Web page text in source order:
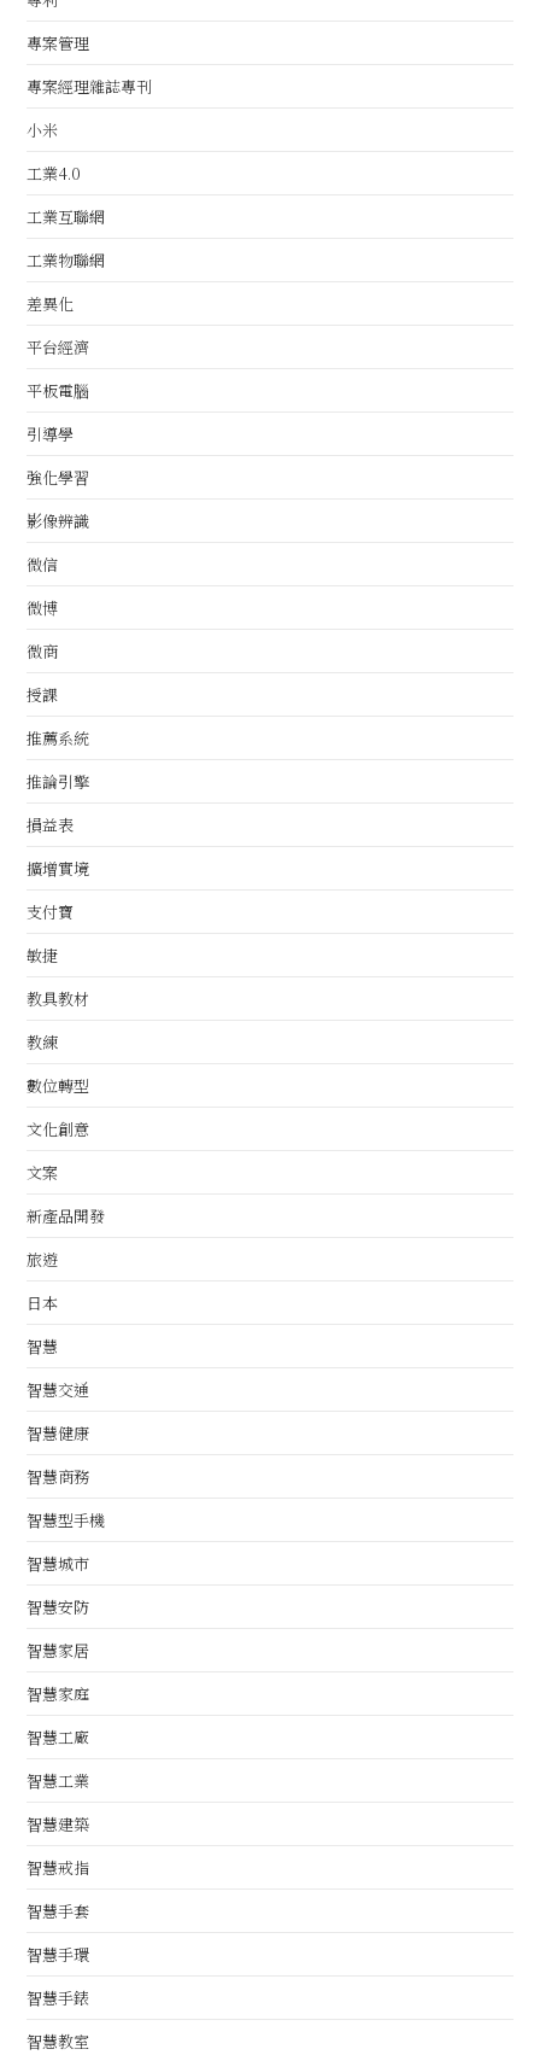
專案管理
專案經理雜誌專刊
小米
工業4.0
工業互聯網
工業物聯網
差異化
平台經濟
平板電腦
引導學
強化學習
影像辨識
微信
微博
微商
授課
推薦系統
推論引擎
損益表
擴增實境
支付寶
敏捷
教具教材
教練
數位轉型
文化創意
文案
新產品開發
旅遊
日本
智慧
智慧交通
智慧健康
智慧商務
智慧型手機
智慧城市
智慧安防
智慧家居
智慧家庭
智慧工廠
智慧工業
智慧建築
智慧戒指
智慧手套
智慧手環
智慧手錶
智慧教室